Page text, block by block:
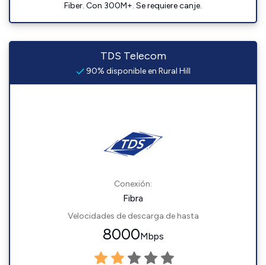
Fiber. Con 300M+. Se requiere canje.
TDS Telecom
90% disponible en Rural Hill
Conexión:
Fibra
Velocidades de descarga de hasta
8000Mbps